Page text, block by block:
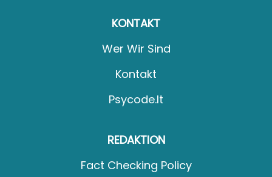
KONTAKT
Wer Wir Sind
Kontakt
Psycode.it
REDAKTION
Fact Checking Policy